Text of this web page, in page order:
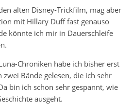
alten Disney-Trickfilm, mag aber
mit Hillary Duff fast genauso
könnte ich mir in Dauerschleife
Chroniken habe ich bisher erst
zwei Bände gelesen, die ich sehr
bin ich schon sehr gespannt, wie
ausgeht.